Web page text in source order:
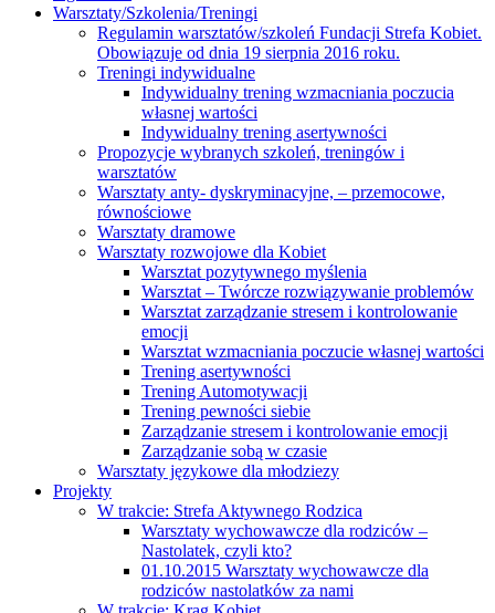
Warsztaty/Szkolenia/Treningi
Regulamin warsztatów/szkoleń Fundacji Strefa Kobiet.
Obowiązuje od dnia 19 sierpnia 2016 roku.
Treningi indywidualne
Indywidualny trening wzmacniania poczucia
własnej wartości
Indywidualny trening asertywności
Propozycje wybranych szkoleń, treningów i
warsztatów
Warsztaty anty- dyskryminacyjne, – przemocowe,
równościowe
Warsztaty dramowe
Warsztaty rozwojowe dla Kobiet
Warsztat pozytywnego myślenia
Warsztat – Twórcze rozwiązywanie problemów
Warsztat zarządzanie stresem i kontrolowanie
emocji
Warsztat wzmacniania poczucie własnej wartości
Trening asertywności
Trening Automotywacji
Trening pewności siebie
Zarządzanie stresem i kontrolowanie emocji
Zarządzanie sobą w czasie
Warsztaty językowe dla młodziezy
Projekty
W trakcie: Strefa Aktywnego Rodzica
Warsztaty wychowawcze dla rodziców –
Nastolatek, czyli kto?
01.10.2015 Warsztaty wychowawcze dla
rodziców nastolatków za nami